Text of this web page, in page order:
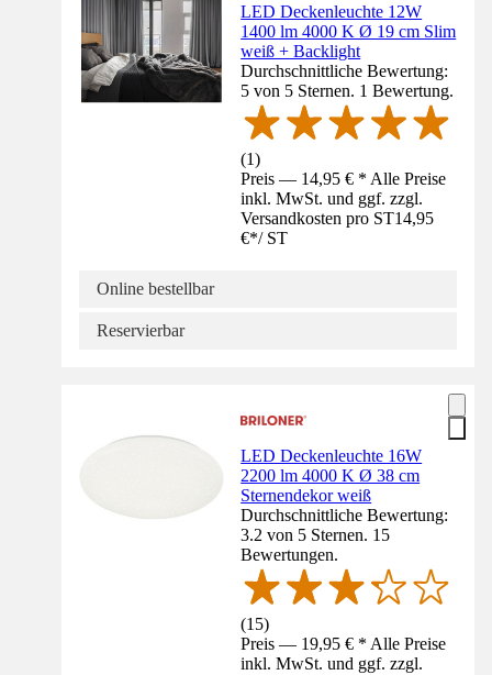
LED Deckenleuchte 12W
1400 lm 4000 K Ø 19 cm Slim
weiß + Backlight
Durchschnittliche Bewertung:
5 von 5 Sternen. 1 Bewertung.
(1)
Preis — 14,95 € * Alle Preise
inkl. MwSt. und ggf. zzgl.
Versandkosten pro ST14,95
€*/ ST
Online bestellbar
Reservierbar
LED Deckenleuchte 16W
2200 lm 4000 K Ø 38 cm
Sternendekor weiß
Durchschnittliche Bewertung:
3.2 von 5 Sternen. 15
Bewertungen.
(15)
Preis — 19,95 € * Alle Preise
inkl. MwSt. und ggf. zzgl.